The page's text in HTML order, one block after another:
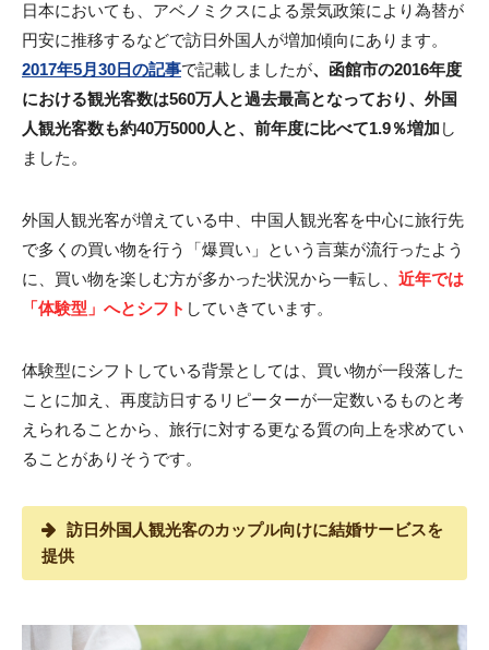
日本においても、アベノミクスによる景気政策により為替が
円安に推移するなどで訪日外国人が増加傾向にあります。
2017年5月30日の記事で記載しましたが、函館市の2016年度
における観光客数は560万人と過去最高となっており、外国
人観光客数も約40万5000人と、前年度に比べて1.9％増加 し
ました。
外国人観光客が増えている中、中国人観光客を中心に旅行先
で多くの買い物を行う「爆買い」という言葉が流行ったよう
に、買い物を楽しむ方が多かった状況から一転し、 近年では
「体験型」へとシフト していきています。
体験型にシフトしている背景としては、買い物が一段落した
ことに加え、再度訪日するリピーターが一定数いるものと考
えられることから、旅行に対する更なる質の向上を求めてい
ることがありそうです。
訪日外国人観光客のカップル向けに結婚サービスを
提供